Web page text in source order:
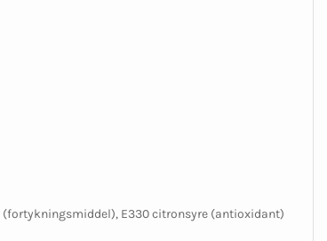
(fortykningsmiddel), E330 citronsyre (antioxidant)